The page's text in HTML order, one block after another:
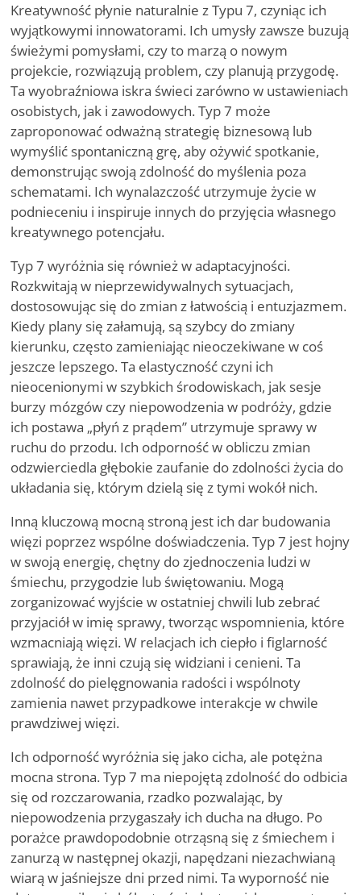
Kreatywność płynie naturalnie z Typu 7, czyniąc ich
wyjątkowymi innowatorami. Ich umysły zawsze buzują
świeżymi pomysłami, czy to marzą o nowym
projekcie, rozwiązują problem, czy planują przygodę.
Ta wyobraźniowa iskra świeci zarówno w ustawieniach
osobistych, jak i zawodowych. Typ 7 może
zaproponować odważną strategię biznesową lub
wymyślić spontaniczną grę, aby ożywić spotkanie,
demonstrując swoją zdolność do myślenia poza
schematami. Ich wynalazczość utrzymuje życie w
podnieceniu i inspiruje innych do przyjęcia własnego
kreatywnego potencjału.
Typ 7 wyróżnia się również w adaptacyjności.
Rozkwitają w nieprzewidywalnych sytuacjach,
dostosowując się do zmian z łatwością i entuzjazmem.
Kiedy plany się załamują, są szybcy do zmiany
kierunku, często zamieniając nieoczekiwane w coś
jeszcze lepszego. Ta elastyczność czyni ich
nieocenionymi w szybkich środowiskach, jak sesje
burzy mózgów czy niepowodzenia w podróży, gdzie
ich postawa „płyń z prądem” utrzymuje sprawy w
ruchu do przodu. Ich odporność w obliczu zmian
odzwierciedla głębokie zaufanie do zdolności życia do
układania się, którym dzielą się z tymi wokół nich.
Inną kluczową mocną stroną jest ich dar budowania
więzi poprzez wspólne doświadczenia. Typ 7 jest hojny
w swoją energię, chętny do zjednoczenia ludzi w
śmiechu, przygodzie lub świętowaniu. Mogą
zorganizować wyjście w ostatniej chwili lub zebrać
przyjaciół w imię sprawy, tworząc wspomnienia, które
wzmacniają więzi. W relacjach ich ciepło i figlarność
sprawiają, że inni czują się widziani i cenieni. Ta
zdolność do pielęgnowania radości i wspólnoty
zamienia nawet przypadkowe interakcje w chwile
prawdziwej więzi.
Ich odporność wyróżnia się jako cicha, ale potężna
mocna strona. Typ 7 ma niepojętą zdolność do odbicia
się od rozczarowania, rzadko pozwalając, by
niepowodzenia przygaszały ich ducha na długo. Po
porażce prawdopodobnie otrząsną się z śmiechem i
zanurzą w następnej okazji, napędzani niezachwianą
wiarą w jaśniejsze dni przed nimi. Ta wyporność nie